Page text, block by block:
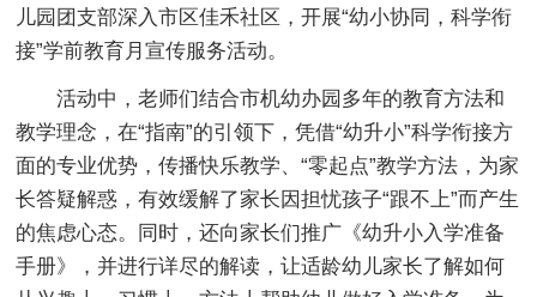
儿园团支部深入市区佳禾社区，开展“幼小协同，科学衔
接”学前教育月宣传服务活动。
活动中，老师们结合市机幼办园多年的教育方法和
教学理念，在“指南”的引领下，凭借“幼升小”科学衔接方
面的专业优势，传播快乐教学、“零起点”教学方法，为家
长答疑解惑，有效缓解了家长因担忧孩子“跟不上”而产生
的焦虑心态。同时，还向家长们推广《幼升小入学准备
手册》，并进行详尽的解读，让适龄幼儿家长了解如何